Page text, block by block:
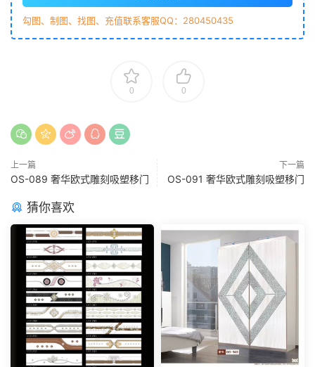
勾图、制图、找图、充值联系客服QQ：280450435
0 0
上一篇
OS-089 奢华欧式雕刻吸塑移门
下一篇
OS-091 奢华欧式雕刻吸塑移门
猜你喜欢